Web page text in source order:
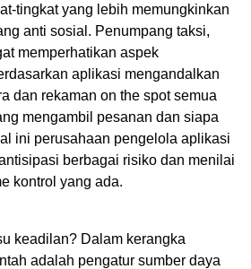
tingkat yang lebih memungkinkan
anti sosial. Penumpang taksi,
memperhatikan aspek
aplikasi mengandalkan
dan rekaman on the spot semua
mengambil pesanan dan siapa
ini perusahaan pengelola aplikasi
berbagai risiko dan menilai
kontrol yang ada.
keadilan? Dalam kerangka
adalah pengatur sumber daya